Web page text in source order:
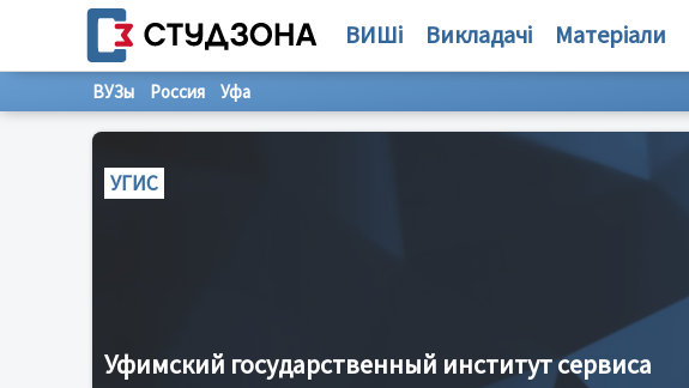
ВИШі Викладачі Матеріали
ВУЗы Россия Уфа
УГИС
Уфимский государственный институт сервиса